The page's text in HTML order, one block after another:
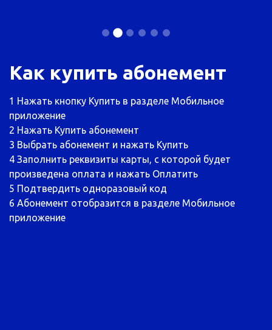
Как купить абонемент
1 Нажать кнопку Купить в разделе Мобильное
приложение
2 Нажать Купить абонемент
3 Выбрать абонемент и нажать Купить
4 Заполнить реквизиты карты, с которой будет
произведена оплата и нажать Оплатить
5 Подтвердить одноразовый код
6 Абонемент отобразится в разделе Мобильное
приложение